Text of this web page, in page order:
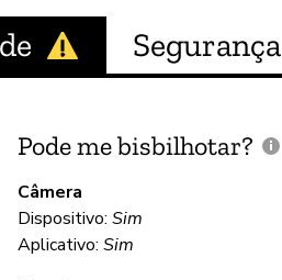
Segurança
Pode me bisbilhotar?
Câmera
Dispositivo: Sim
Aplicativo: Sim